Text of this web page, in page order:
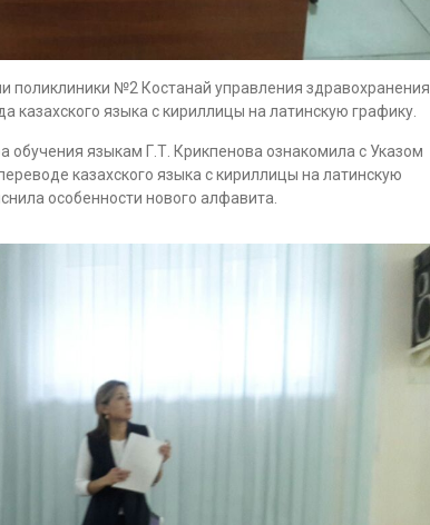
поликлиники №2 Костанай управления здравохранения
казахского языка с кириллицы на латинскую графику.
обучения языкам Г.Т. Крикпенова ознакомила с Указом
казахского языка с кириллицы на латинскую
особенности нового алфавита.